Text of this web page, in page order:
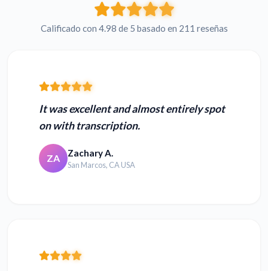
Calificado con 4.98 de 5 basado en 211 reseñas
It was excellent and almost entirely spot
on with transcription.
ZA Zachary A.
San Marcos, CA USA